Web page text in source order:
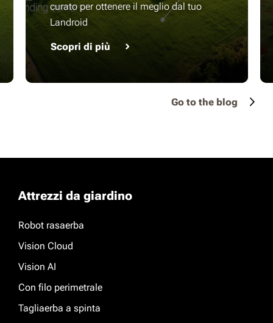
curato per ottenere il meglio dal tuo
Landroid
Scopri di più
Go to the blog
Attrezzi da giardino
Robot rasaerba
Vision Cloud
Vision AI
Con filo perimetrale
Tagliaerba a spinta